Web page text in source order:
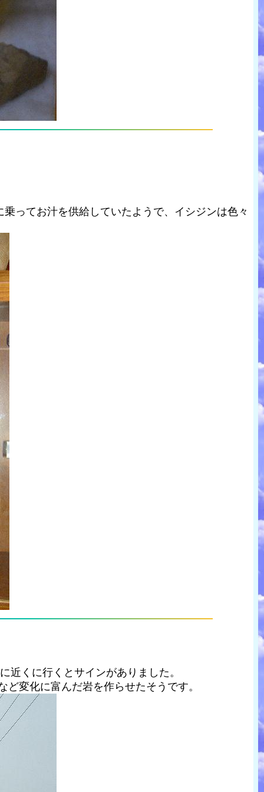
ってお汁を供給していたようで、イシジンは色々
近くに行くとサインがありました。
変化に富んだ岩を作らせたそうです。